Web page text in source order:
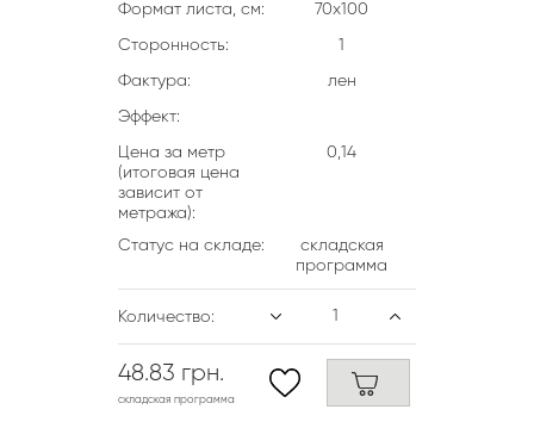
Формат листа, см: 70х100
Сторонность: 1
Фактура: лен
Эффект:
Цена за метр
(итоговая цена
зависит от
метража):
0,14
Статус на складе:
складская
программа
Количество:
48.83 грн.
складская программа